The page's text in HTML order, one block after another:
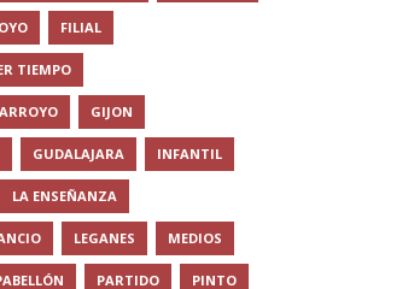
FILIAL
TIEMPO
GIJON
GUDALAJARA INFANTIL
LA ENSEÑANZA
LEGANES MEDIOS
PARTIDO PINTO